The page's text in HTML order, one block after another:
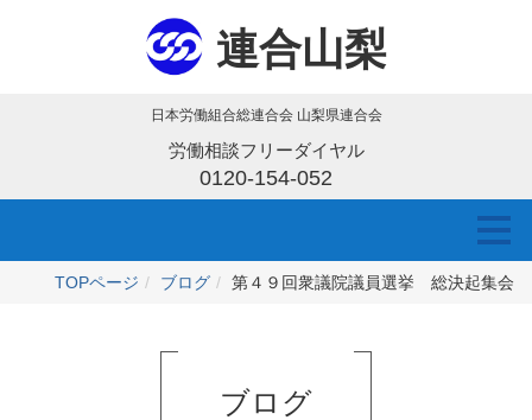
連合山梨
日本労働組合総連合会 山梨県連合会
労働相談フリーダイヤル
0120-154-052
TOPページ ブログ 第４９回衆議院議員選挙 総決起集会
ブログ